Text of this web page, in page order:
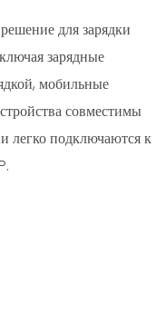
для зарядки
зарядные
мобильные
совместимы
легко подключаются к